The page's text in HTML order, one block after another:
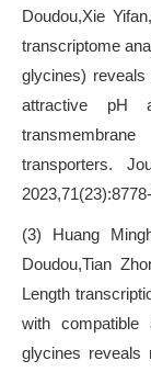
Doudou,Xie Yifan,
transcriptome
glycines)
attractive pH
transporters.
(3) Huang
Doudou,Tian
Length
with compatible
glycines reveals